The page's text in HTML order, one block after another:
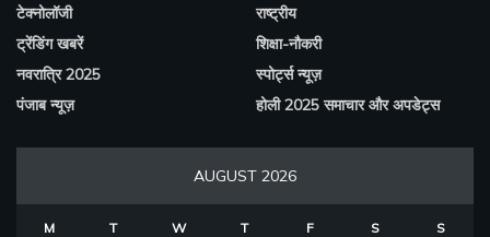
टेक्नोलॉजी
ट्रेंडिंग खबरें
नवरात्रि 2025
पंजाब न्यूज़
राष्ट्रीय
शिक्षा-नौकरी
स्पोर्ट्स न्यूज़
होली 2025 समाचार और अपडेट्स
AUGUST 2026
M T W T F S S